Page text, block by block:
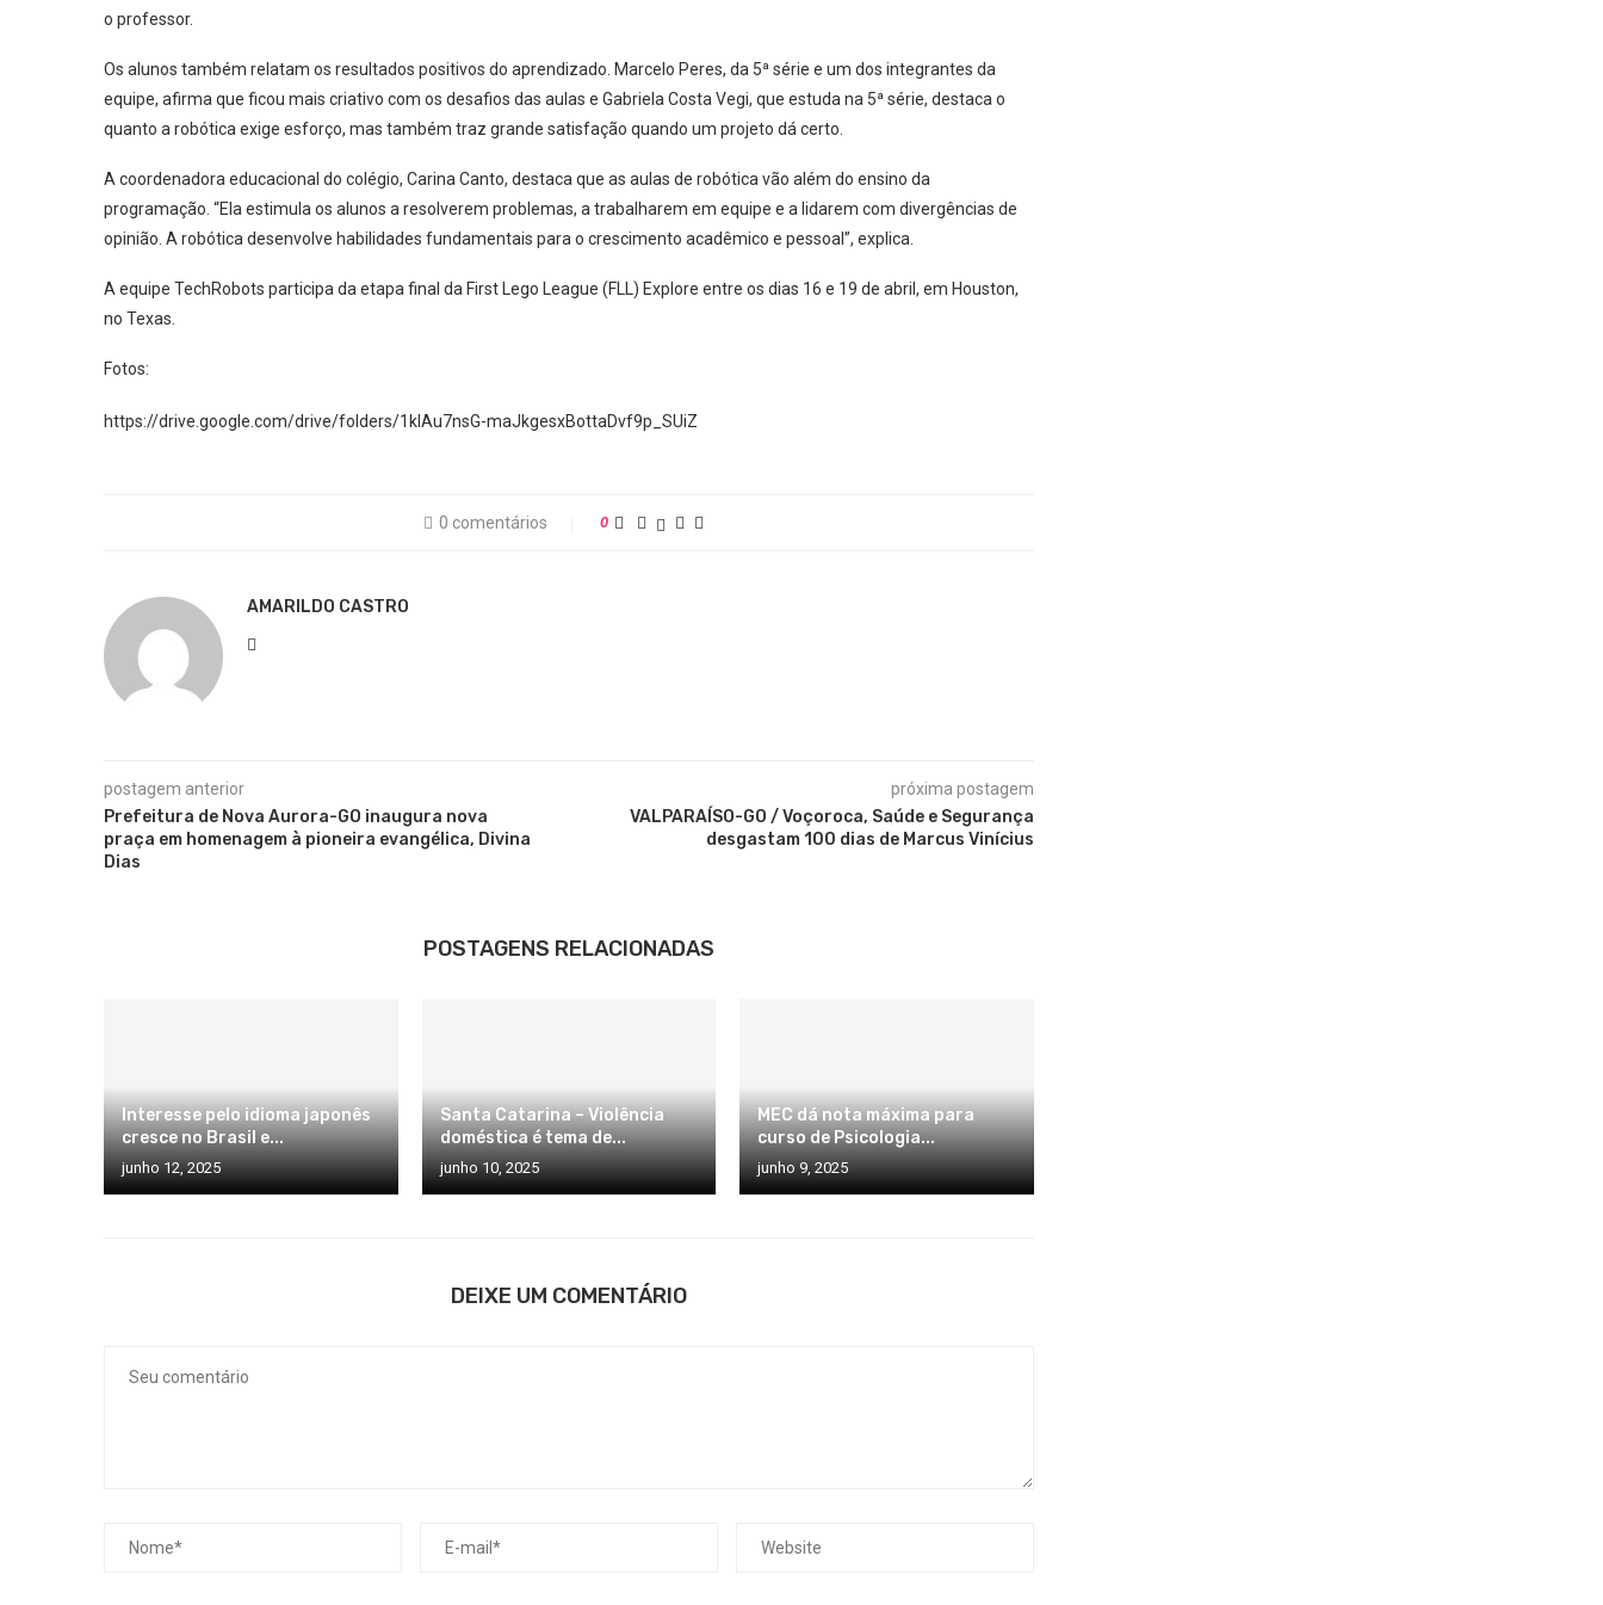
o professor.
Os alunos também relatam os resultados positivos do aprendizado. Marcelo Peres, da 5ª série e um dos integrantes da
equipe, afirma que ficou mais criativo com os desafios das aulas e Gabriela Costa Vegi, que estuda na 5ª série, destaca o
quanto a robótica exige esforço, mas também traz grande satisfação quando um projeto dá certo.
A coordenadora educacional do colégio, Carina Canto, destaca que as aulas de robótica vão além do ensino da
programação. “Ela estimula os alunos a resolverem problemas, a trabalharem em equipe e a lidarem com divergências de
opinião. A robótica desenvolve habilidades fundamentais para o crescimento acadêmico e pessoal”, explica.
A equipe TechRobots participa da etapa final da First Lego League (FLL) Explore entre os dias 16 e 19 de abril, em Houston,
no Texas.
Fotos:
https://drive.google.com/drive/folders/1klAu7nsG-maJkgesxBottaDvf9p_SUiZ
0 comentários 0
AMARILDO CASTRO
postagem anterior
Prefeitura de Nova Aurora-GO inaugura nova
praça em homenagem à pioneira evangélica, Divina
Dias
próxima postagem
VALPARAÍSO-GO / Voçoroca, Saúde e Segurança
desgastam 100 dias de Marcus Vinícius
POSTAGENS RELACIONADAS
Interesse pelo idioma japonês
cresce no Brasil e...
junho 12, 2025
Santa Catarina – Violência
doméstica é tema de...
junho 10, 2025
MEC dá nota máxima para
curso de Psicologia...
junho 9, 2025
DEIXE UM COMENTÁRIO